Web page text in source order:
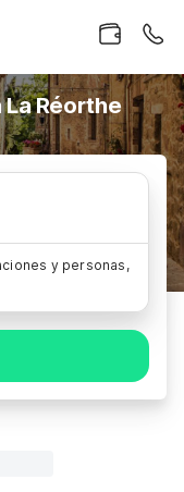
La Réorthe
y personas,